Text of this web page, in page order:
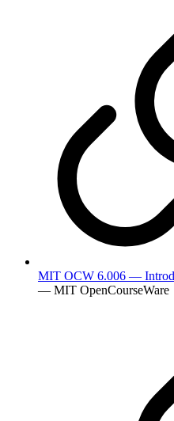
MIT OCW 6.006 —
— MIT OpenCourseWare